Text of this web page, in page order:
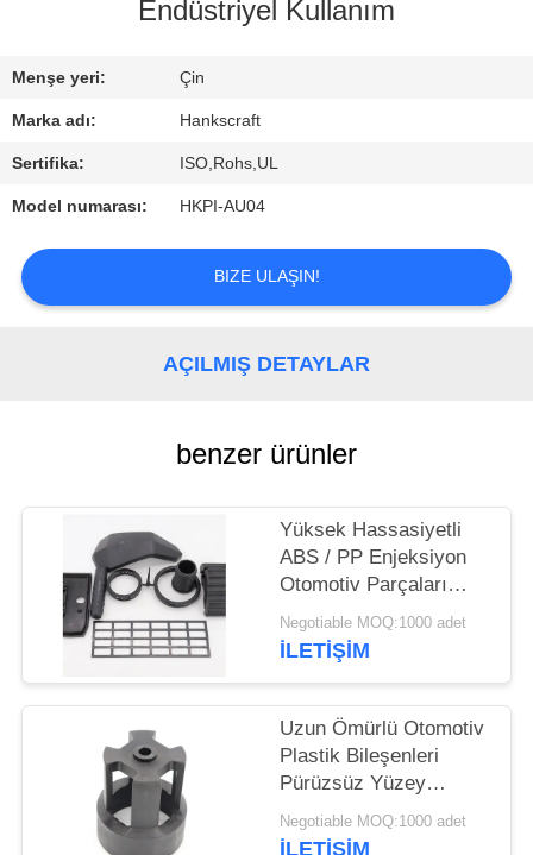
KONTROL
BIZE
ULAŞIN
BIR
ISTEĞI
Endüstriyel Kullanım
Menşe yeri: Çin
Marka adı: Hankscraft
Sertifika: ISO,Rohs,UL
Model numarası: HKPI-AU04
BIZE ULAŞIN!
AÇILMIŞ DETAYLAR
benzer ürünler
Yüksek Hassasiyetli
ABS / PP Enjeksiyon
Otomotiv Parçaları
Pürüzsüz Yüzey
Negotiable MOQ:1000 adet
İLETİŞİM
Uzun Ömürlü Otomotiv
Plastik Bileşenleri
Pürüzsüz Yüzey
Yüksek Boyutlu
Doğruluk
Negotiable MOQ:1000 adet
İLETİŞİM